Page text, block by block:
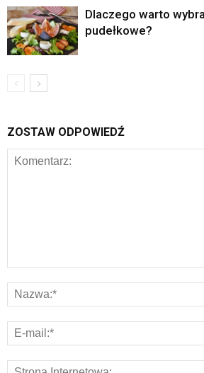
Dlaczego warto
pudełkowe?
ZOSTAW ODPOWIEDŹ